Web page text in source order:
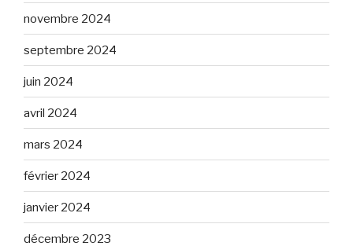
novembre 2024
septembre 2024
juin 2024
avril 2024
mars 2024
février 2024
janvier 2024
décembre 2023